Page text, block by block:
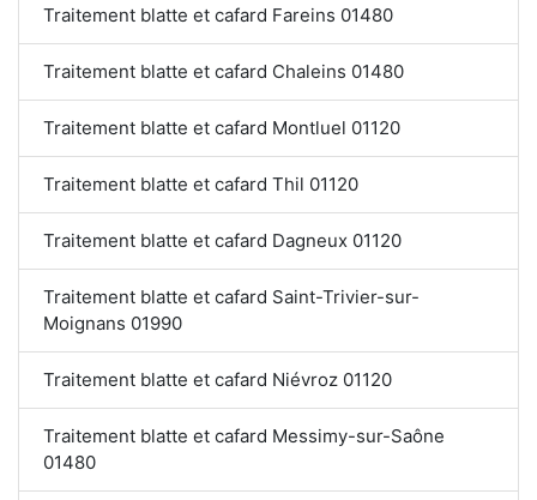
Traitement blatte et cafard Fareins 01480
Traitement blatte et cafard Chaleins 01480
Traitement blatte et cafard Montluel 01120
Traitement blatte et cafard Thil 01120
Traitement blatte et cafard Dagneux 01120
Traitement blatte et cafard Saint-Trivier-sur-
Moignans 01990
Traitement blatte et cafard Niévroz 01120
Traitement blatte et cafard Messimy-sur-Saône
01480